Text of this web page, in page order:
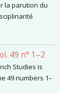
la parution du
49 n° 1–2
Studies is
49 numbers 1–